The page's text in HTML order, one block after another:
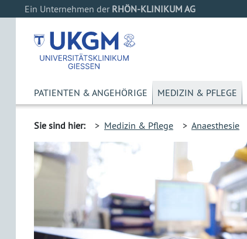
Ein Unternehmen der RHÖN-KLINIKUM AG
PATIENTEN & ANGEHÖRIGE MEDIZIN & PFLEGE
Sie sind hier: > Medizin & Pflege > Anaesthesie